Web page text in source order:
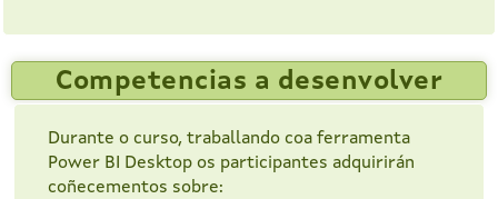
Competencias a desenvolver
Durante o curso, traballando coa ferramenta
Power BI Desktop os participantes adquirirán
coñecementos sobre: